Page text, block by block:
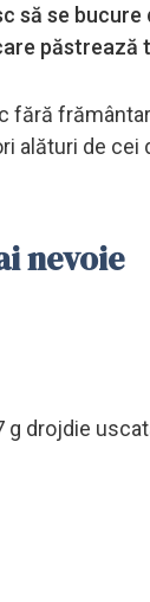
să se
fără
alături de cei
nevoie
g drojdie